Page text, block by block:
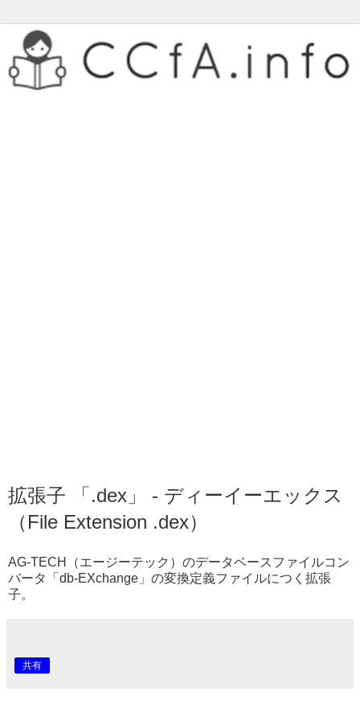
拡張子 「.dex」 - ディーイーエックス
（File Extension .dex）
AG-TECH（エージーテック）のデータベースファイルコン
バータ「db-EXchange」の変換定義ファイルにつく拡張
子。
共有